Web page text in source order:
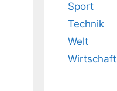
Sport
Technik
Welt
Wirtschaft